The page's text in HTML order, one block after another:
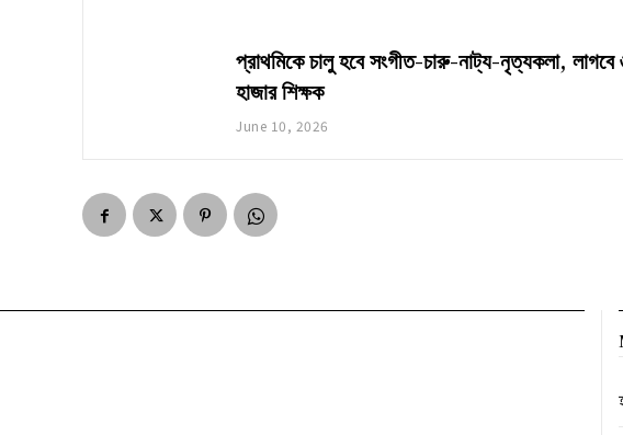
প্রাথমিকে চালু হবে সংগীত-চারু-নাট্য-নৃত্যকলা,
হাজার শিক্ষক
June 10, 2026